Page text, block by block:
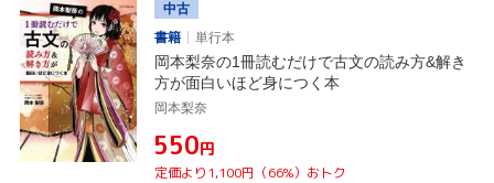
中古
書籍
単行本
岡本梨奈の1冊読むだけで古文の読み方&解き
方が面白いほど身につく本
岡本梨奈
¥550円
定価より1,100円（66%）おトク